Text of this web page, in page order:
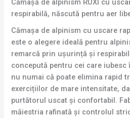
respirabilă, născută pentru aer
Cămașa de alpinism cu uscare
este o alegere ideală pentru
remarcă prin ușurință și
concepută pentru cei care iubesc
nu numai că poate elimina rapid
exercițiilor de mare intensitate,
purtătorul uscat și confortabil.
măiestria rafinată și controlul